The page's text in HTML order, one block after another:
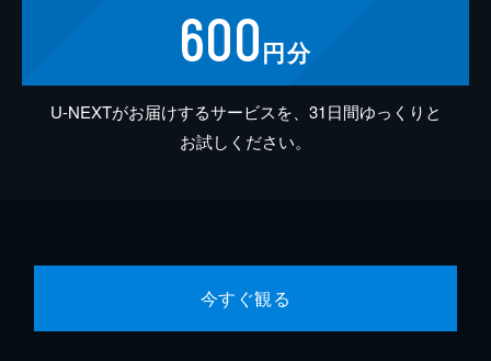
600円分
U-NEXTがお届けするサービスを、31日間ゆっくりと
お試しください。
今すぐ観る